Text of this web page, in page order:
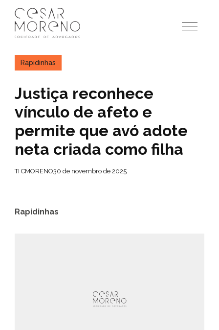
para
conteúdo
Rapidinhas
Justiça reconhece
vínculo de afeto e
permite que avó adote
neta criada como filha
TI CMORENO30 de novembro de 2025
Rapidinhas